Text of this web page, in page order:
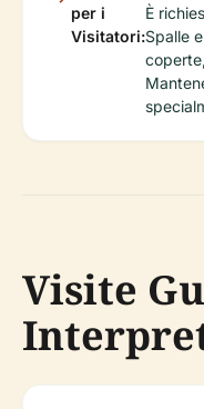
per i
Visitatori:
È
Spalle
Visite